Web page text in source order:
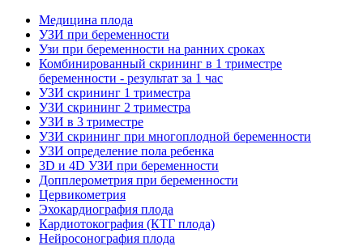
Медицина плода
УЗИ при беременности
Узи при беременности на ранних сроках
Комбинированный скрининг в 1 триместре
беременности - результат за 1 час
УЗИ скрининг 1 триместра
УЗИ скрининг 2 триместра
УЗИ в 3 триместре
УЗИ скрининг при многоплодной беременности
УЗИ определение пола ребенка
3D и 4D УЗИ при беременности
Допплерометрия при беременности
Цервикометрия
Эхокардиография плода
Кардиотокография (КТГ плода)
Нейросонография плода